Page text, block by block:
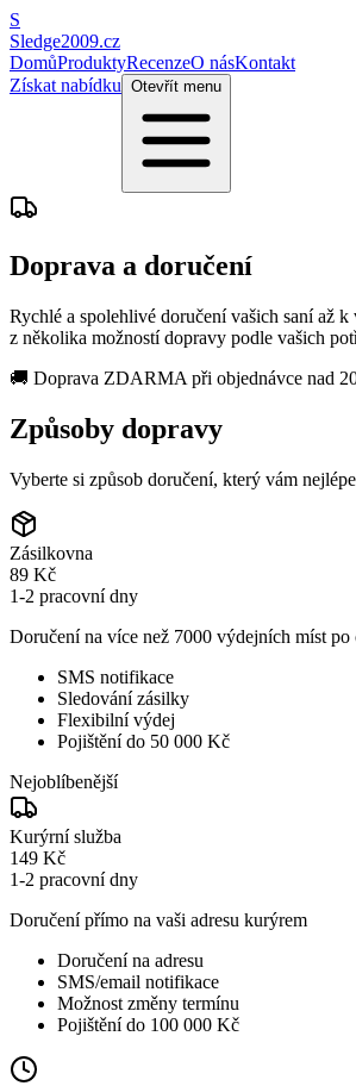
S
Sledge2009.cz
DomůProduktyRecenzeO násKontakt
Získat nabídku Otevřít menu
Doprava a doručení
Rychlé a spolehlivé doručení vašich saní až k
z několika možností dopravy podle vašich
🚚 Doprava ZDARMA při objednávce nad
Způsoby dopravy
Vyberte si způsob doručení, který vám
Zásilkovna
89 Kč
1-2 pracovní dny
Doručení na více než 7000 výdejních míst po
SMS notifikace
Sledování zásilky
Flexibilní výdej
Pojištění do 50 000 Kč
Nejoblíbenější
Kurýrní služba
149 Kč
1-2 pracovní dny
Doručení přímo na vaši adresu kurýrem
Doručení na adresu
SMS/email notifikace
Možnost změny termínu
Pojištění do 100 000 Kč